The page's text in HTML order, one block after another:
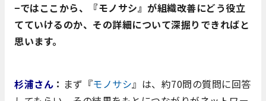
−ではここから、『モノサシ』が組織改善にどう役立
てていけるのか、その詳細について深掘りできればと
思います。
杉浦さん ： まず『モノサシ』は、約70問の質問に回答